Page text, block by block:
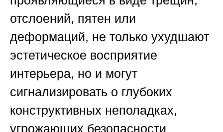
отслоений, пятен или
деформаций, не только ухудшают
эстетическое восприятие
интерьера, но и могут
сигнализировать о глубоких
конструктивных неполадках,
угрожающих безопасности